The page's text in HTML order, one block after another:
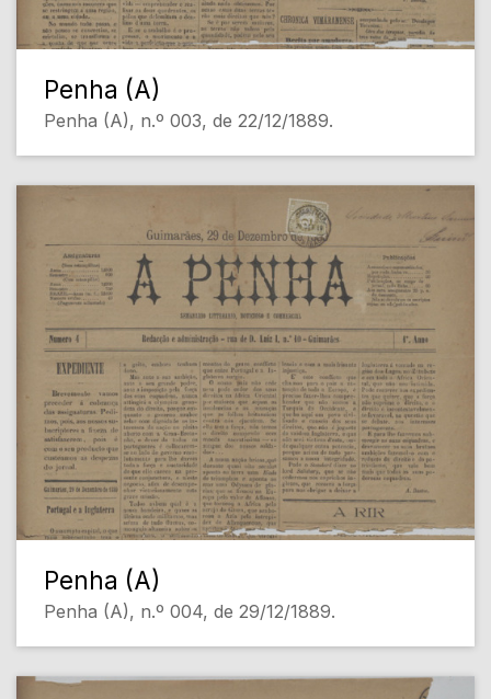
Penha (A)
Penha (A), n.º 003, de 22/12/1889.
Penha (A)
Penha (A), n.º 004, de 29/12/1889.